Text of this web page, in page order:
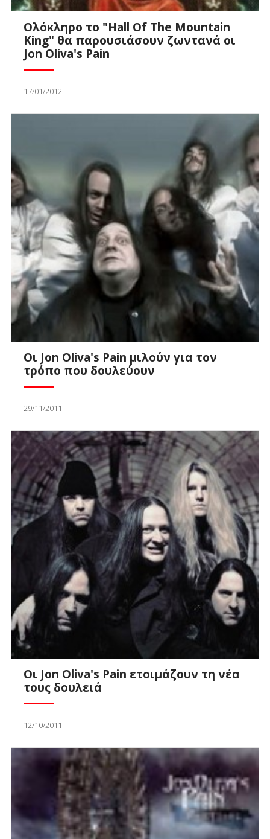
Ολόκληρο το "Hall Of The Mountain
King" θα παρουσιάσουν ζωντανά οι
Jon Oliva's Pain
17/01/2012
Οι Jon Oliva's Pain μιλούν για τον
τρόπο που δουλεύουν
29/11/2011
Οι Jon Oliva's Pain ετοιμάζουν τη νέα
τους δουλειά
12/10/2011